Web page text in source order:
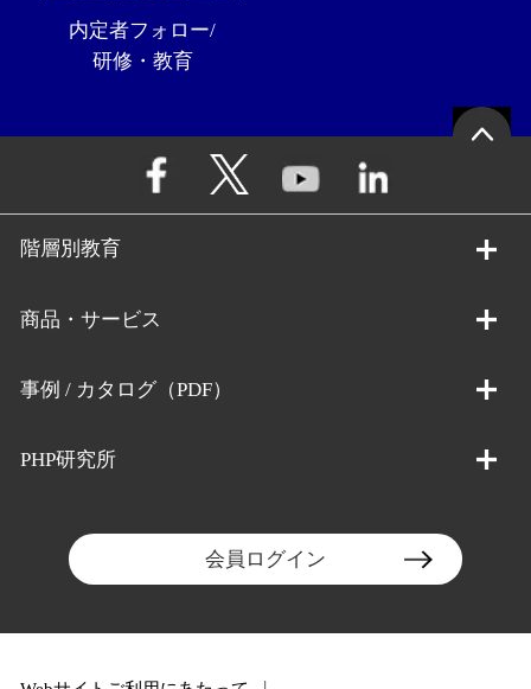
内定者フォロー/
研修・教育
階層別教育
商品・サービス
事例 / カタログ（PDF）
PHP研究所
会員ログイン